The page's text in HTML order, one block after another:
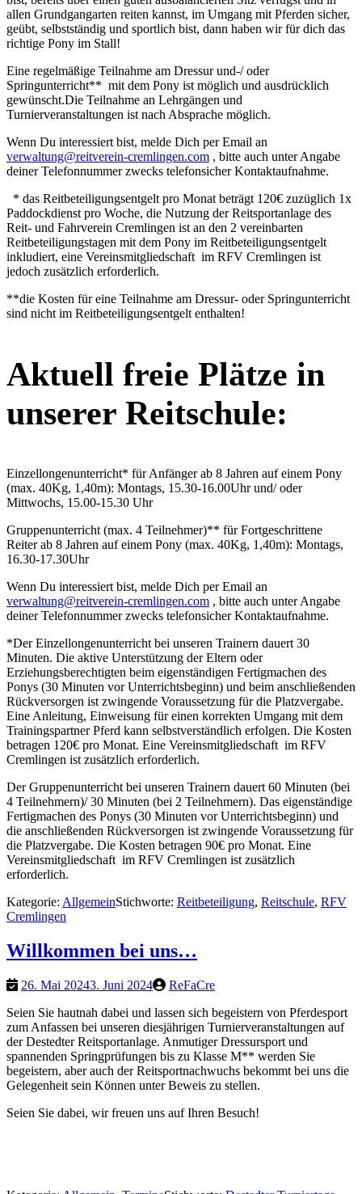
allen Grundgangarten reiten kannst, im Umgang mit Pferden sicher,
geübt, selbstständig und sportlich bist, dann haben wir für dich das
richtige Pony im Stall!
Eine regelmäßige Teilnahme am Dressur und-/ oder
Springunterricht** mit dem Pony ist möglich und ausdrücklich
gewünscht.Die Teilnahme an Lehrgängen und
Turnierveranstaltungen ist nach Absprache möglich.
Wenn Du interessiert bist, melde Dich per Email an
verwaltung@reitverein-cremlingen.com , bitte auch unter Angabe
deiner Telefonnummer zwecks telefonsicher Kontaktaufnahme.
* das Reitbeteiligungsentgelt pro Monat beträgt 120€ zuzüglich 1x
Paddockdienst pro Woche, die Nutzung der Reitsportanlage des
Reit- und Fahrverein Cremlingen ist an den 2 vereinbarten
Reitbeteiligungstagen mit dem Pony im Reitbeteiligungsentgelt
inkludiert, eine Vereinsmitgliedschaft im RFV Cremlingen ist
jedoch zusätzlich erforderlich.
**die Kosten für eine Teilnahme am Dressur- oder Springunterricht
sind nicht im Reitbeteiligungsentgelt enthalten!
Aktuell freie Plätze in
unserer Reitschule:
Einzellongenunterricht* für Anfänger ab 8 Jahren auf einem Pony
(max. 40Kg, 1,40m): Montags, 15.30-16.00Uhr und/ oder
Mittwochs, 15.00-15.30 Uhr
Gruppenunterricht (max. 4 Teilnehmer)** für Fortgeschrittene
Reiter ab 8 Jahren auf einem Pony (max. 40Kg, 1,40m): Montags,
16.30-17.30Uhr
Wenn Du interessiert bist, melde Dich per Email an
verwaltung@reitverein-cremlingen.com , bitte auch unter Angabe
deiner Telefonnummer zwecks telefonsicher Kontaktaufnahme.
*Der Einzellongenunterricht bei unseren Trainern dauert 30
Minuten. Die aktive Unterstützung der Eltern oder
Erziehungsberechtigten beim eigenständigen Fertigmachen des
Ponys (30 Minuten vor Unterrichtsbeginn) und beim anschließenden
Rückversorgen ist zwingende Voraussetzung für die Platzvergabe.
Eine Anleitung, Einweisung für einen korrekten Umgang mit dem
Trainingspartner Pferd kann selbstverständlich erfolgen. Die Kosten
betragen 120€ pro Monat. Eine Vereinsmitgliedschaft im RFV
Cremlingen ist zusätzlich erforderlich.
Der Gruppenunterricht bei unseren Trainern dauert 60 Minuten (bei
4 Teilnehmern)/ 30 Minuten (bei 2 Teilnehmern). Das eigenständige
Fertigmachen des Ponys (30 Minuten vor Unterrichtsbeginn) und
die anschließenden Rückversorgen ist zwingende Voraussetzung für
die Platzvergabe. Die Kosten betragen 90€ pro Monat. Eine
Vereinsmitgliedschaft im RFV Cremlingen ist zusätzlich
erforderlich.
Kategorie: AllgemeinStichworte: Reitbeteiligung, Reitschule, RFV
Cremlingen
Willkommen bei uns…
26. Mai 20243. Juni 2024
ReFaCre
Seien Sie hautnah dabei und lassen sich begeistern von Pferdesport
zum Anfassen bei unseren diesjährigen Turnierveranstaltungen auf
der Destedter Reitsportanlage. Anmutiger Dressursport und
spannenden Springprüfungen bis zu Klasse M** werden Sie
begeistern, aber auch der Reitsportnachwuchs bekommt bei uns die
Gelegenheit sein Können unter Beweis zu stellen.
Seien Sie dabei, wir freuen uns auf Ihren Besuch!